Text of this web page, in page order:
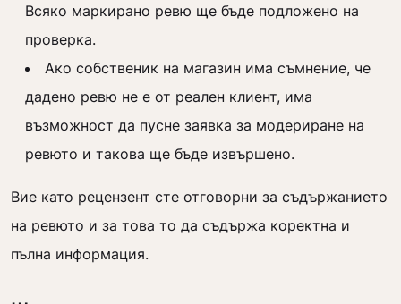
Всяко маркирано ревю ще бъде подложено на
проверка.
Ако собственик на магазин има съмнение, че
дадено ревю не е от реален клиент, има
възможност да пусне заявка за модериране на
ревюто и такова ще бъде извършено.
Вие като рецензент сте отговорни за съдържанието
на ревюто и за това то да съдържа коректна и
пълна информация.